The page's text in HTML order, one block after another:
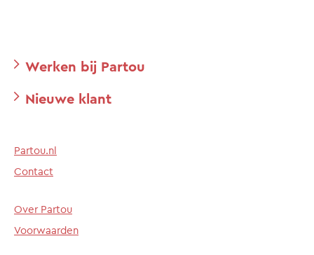
Werken bij Partou
Nieuwe klant
Partou.nl
Contact
Over Partou
Voorwaarden